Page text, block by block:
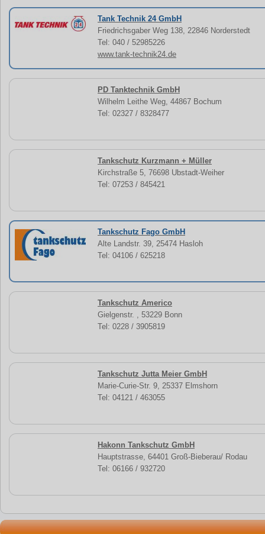
Tank Technik 24 GmbH
Friedrichsgaber Weg 138, 22846 Norderstedt
Tel: 040 / 52985226
www.tank-technik24.de
PD Tanktechnik GmbH
Wilhelm Leithe Weg, 44867 Bochum
Tel: 02327 / 8328477
Tankschutz Kurzmann + Müller
Kirchstraße 5, 76698 Ubstadt-Weiher
Tel: 07253 / 845421
Tankschutz Fago GmbH
Alte Landstr. 39, 25474 Hasloh
Tel: 04106 / 625218
Tankschutz Americo
Gielgenstr. , 53229 Bonn
Tel: 0228 / 3905819
Tankschutz Jutta Meier GmbH
Marie-Curie-Str. 9, 25337 Elmshorn
Tel: 04121 / 463055
Hakonn Tankschutz GmbH
Hauptstrasse, 64401 Groß-Bieberau/ Rodau
Tel: 06166 / 932720